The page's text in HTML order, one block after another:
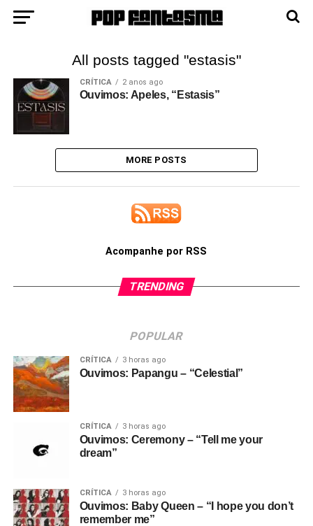
All posts tagged "estasis"
CRÍTICA 2 anos ago
Ouvimos: Apeles, “Estasis”
MORE POSTS
Acompanhe por RSS
TRENDING
POPULAR
CRÍTICA 3 horas ago
Ouvimos: Papangu – “Celestial”
CRÍTICA 3 horas ago
Ouvimos: Ceremony – “Tell me your
dream”
CRÍTICA 3 horas ago
Ouvimos: Baby Queen – “I hope you don’t
remember me”